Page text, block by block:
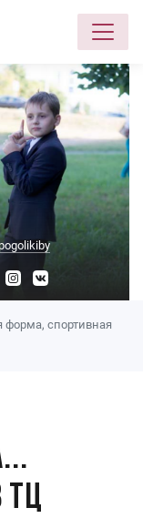
форма, спортивная
ТЦ